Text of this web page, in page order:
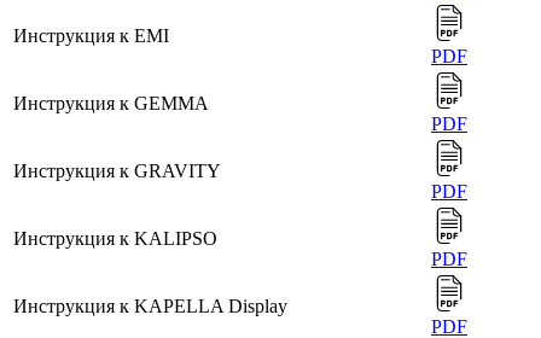
Инструкция к EMI
PDF
Инструкция к GEMMA
PDF
Инструкция к GRAVITY
PDF
Инструкция к KALIPSO
PDF
Инструкция к KAPELLA Display
PDF